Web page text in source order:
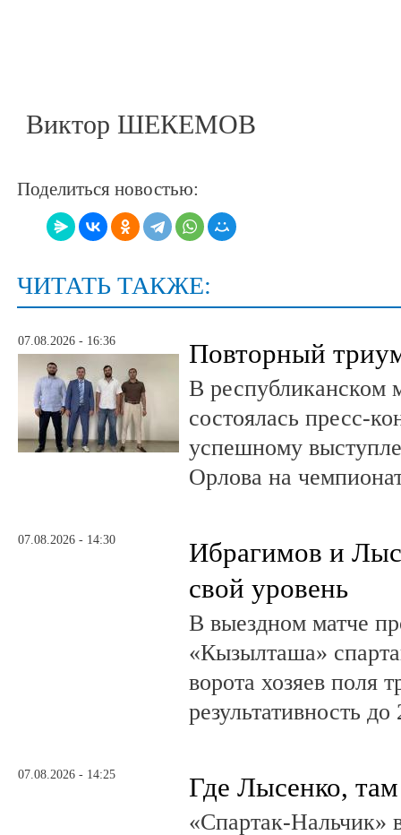
Виктор ШЕКЕМОВ
Поделиться новостью:
ЧИТАТЬ ТАКЖЕ:
07.08.2026 - 16:36 Повторный
В республиканском
состоялась пресс-
успешному
Орлова на
07.08.2026 - 14:30
Ибрагимов и
свой уровень
В выездном матче
«Кызылташа»
ворота хозяев поля
результативность
07.08.2026 - 14:25 Где Лысенко,
«Спартак-Нальчик»